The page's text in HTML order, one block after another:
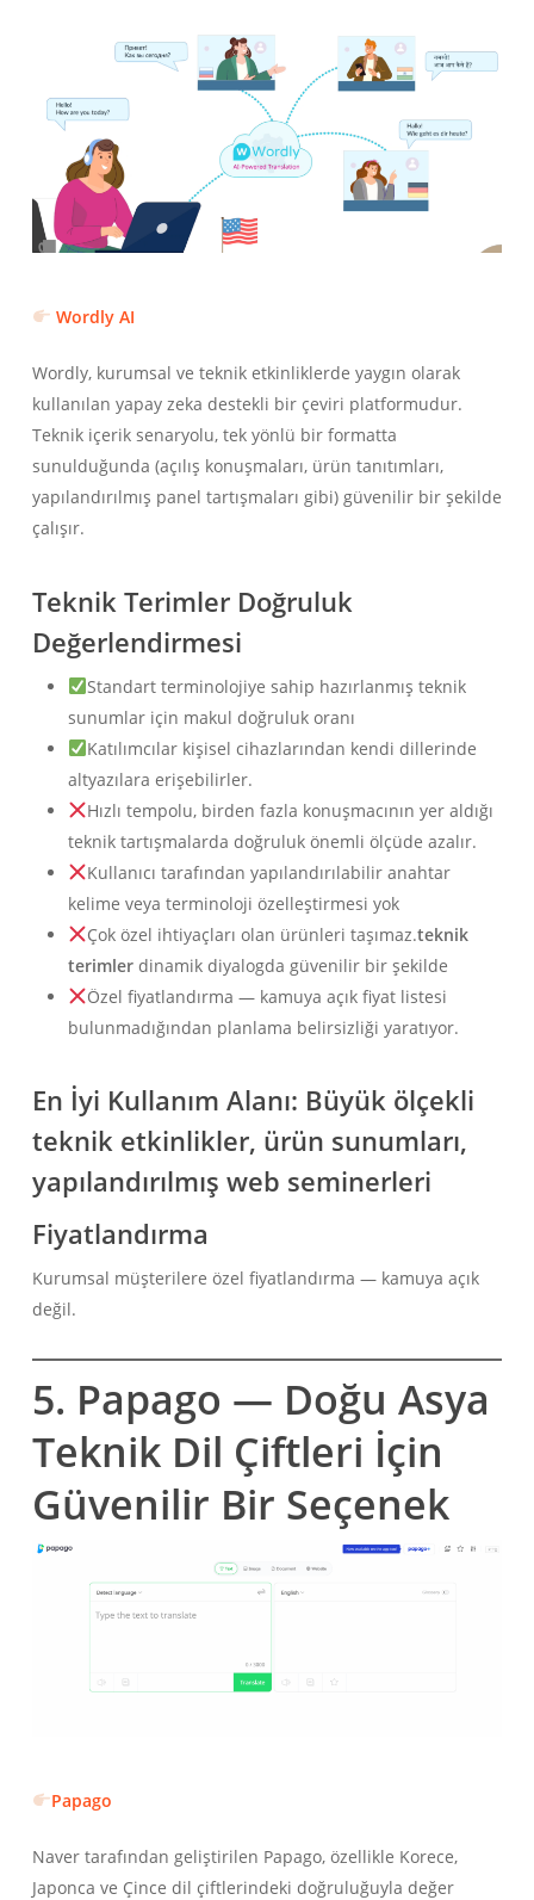
Wordly AI
Wordly, kurumsal ve teknik etkinliklerde yaygın olarak
kullanılan yapay zeka destekli bir çeviri platformudur.
Teknik içerik senaryolu, tek yönlü bir formatta
sunulduğunda (açılış konuşmaları, ürün tanıtımları,
yapılandırılmış panel tartışmaları gibi) güvenilir bir şekilde
çalışır.
Teknik Terimler Doğruluk
Değerlendirmesi
Standart terminolojiye sahip hazırlanmış teknik
sunumlar için makul doğruluk oranı
Katılımcılar kişisel cihazlarından kendi dillerinde
altyazılara erişebilirler.
Hızlı tempolu, birden fazla konuşmacının yer aldığı
teknik tartışmalarda doğruluk önemli ölçüde azalır.
Kullanıcı tarafından yapılandırılabilir anahtar
kelime veya terminoloji özelleştirmesi yok
Çok özel ihtiyaçları olan ürünleri taşımaz.teknik
terimlerdinamik diyalogda güvenilir bir şekilde
Özel fiyatlandırma — kamuya açık fiyat listesi
bulunmadığından planlama belirsizliği yaratıyor.
En İyi Kullanım Alanı: Büyük ölçekli
teknik etkinlikler, ürün sunumları,
yapılandırılmış web seminerleri
Fiyatlandırma
Kurumsal müşterilere özel fiyatlandırma — kamuya açık
değil.
5. Papago — Doğu Asya
Teknik Dil Çiftleri İçin
Güvenilir Bir Seçenek
Papago
Naver tarafından geliştirilen Papago, özellikle Korece,
Japonca ve Çince dil çiftlerindeki doğruluğuyla değer